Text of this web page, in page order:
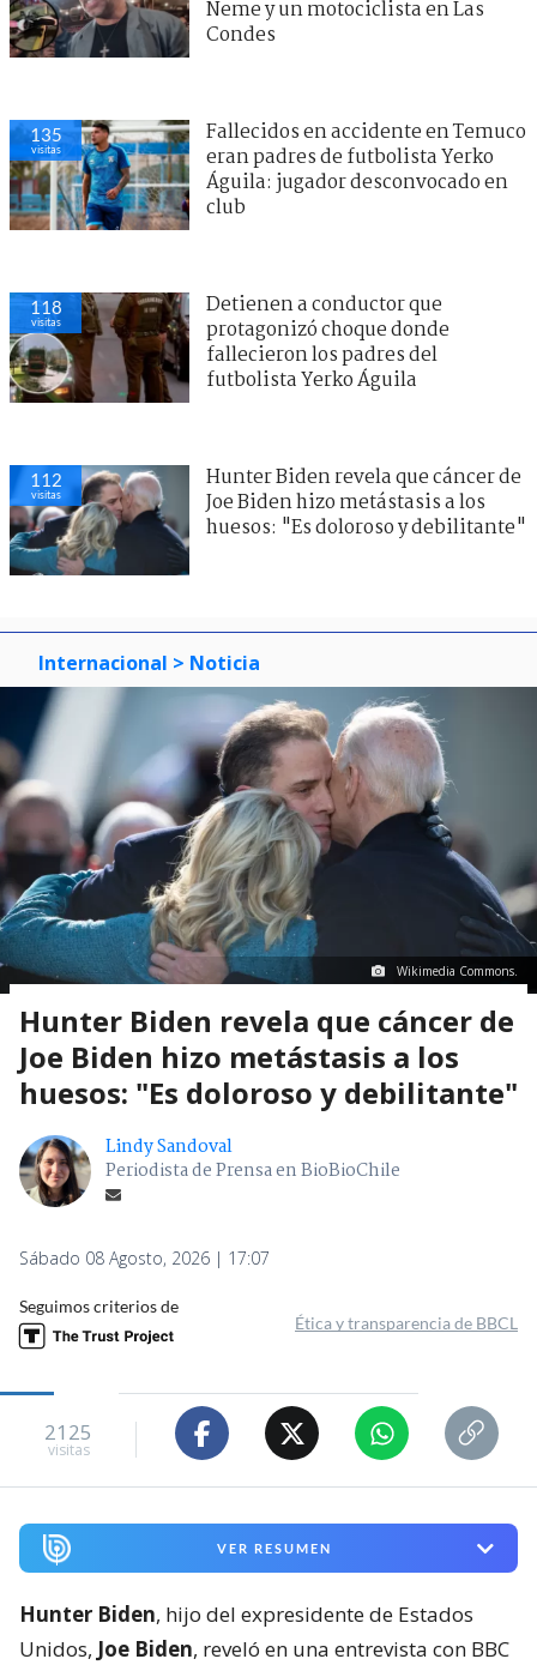
Neme y un motociclista en Las
Condes
135
visitas
Fallecidos en accidente en Temuco
eran padres de futbolista Yerko
Águila: jugador desconvocado en
club
118
visitas
Detienen a conductor que
protagonizó choque donde
fallecieron los padres del
futbolista Yerko Águila
112
visitas
Hunter Biden revela que cáncer de
Joe Biden hizo metástasis a los
huesos: "Es doloroso y debilitante"
Internacional > Noticia
Wikimedia Commons.
Hunter Biden revela que cáncer de
Joe Biden hizo metástasis a los
huesos: "Es doloroso y debilitante"
Lindy Sandoval
Periodista de Prensa en BioBioChile
Sábado 08 Agosto, 2026 | 17:07
Seguimos criterios de
Ética y transparencia de BBCL
2125
visitas
VER RESUMEN
Hunter Biden, hijo del expresidente de Estados
Unidos, Joe Biden, reveló en una entrevista con BBC